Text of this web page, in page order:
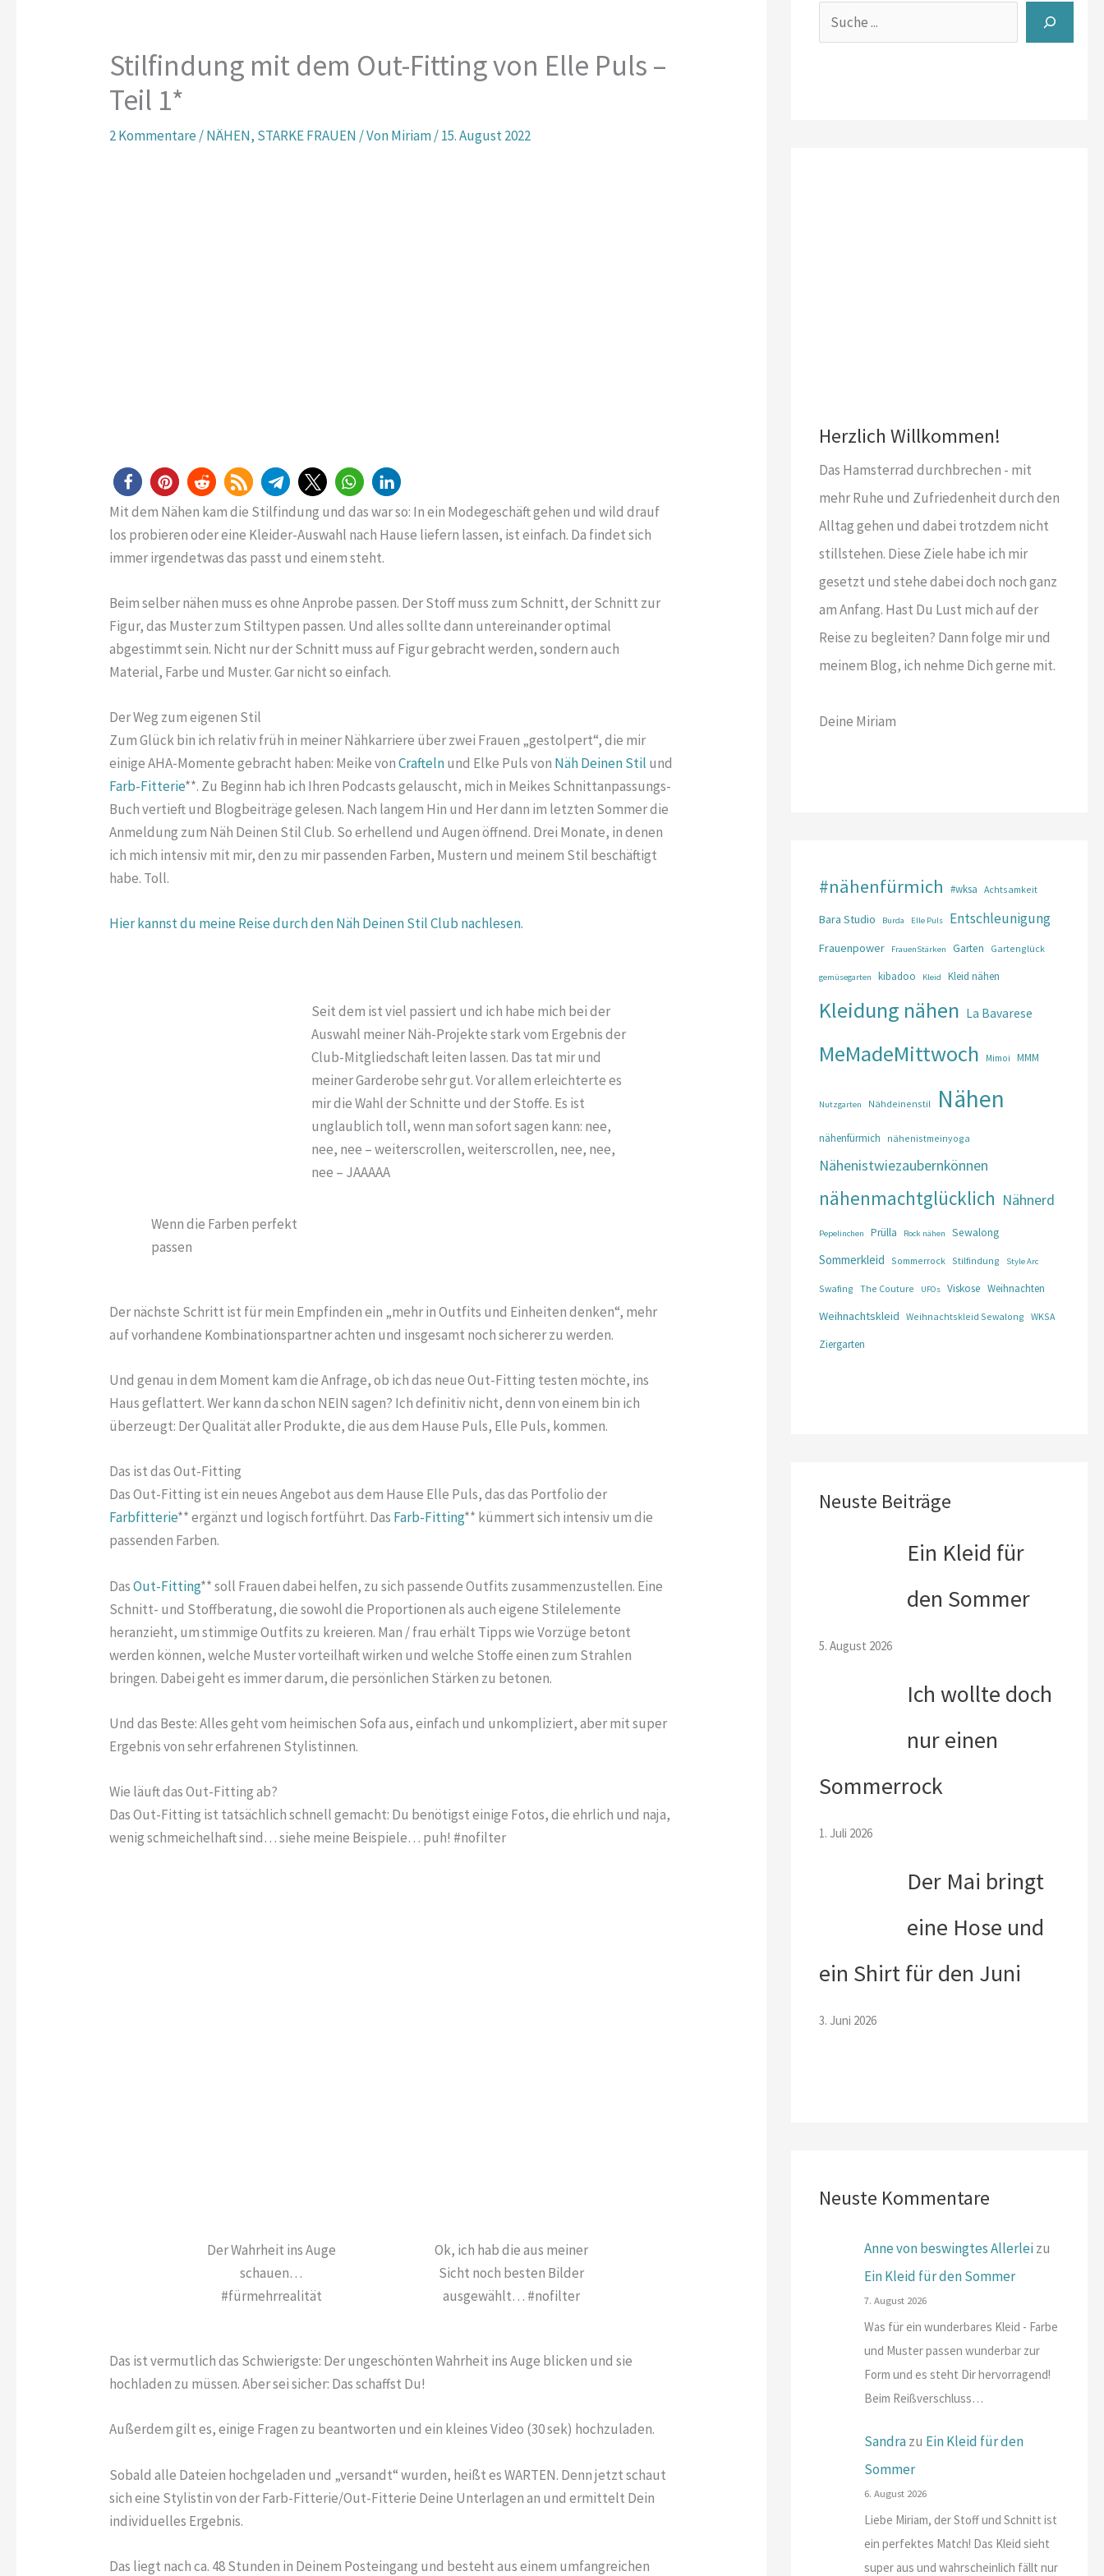
Stilfindung mit dem Out-Fitting von Elle Puls –
Teil 1*
2 Kommentare /NÄHEN, STARKE FRAUEN / VonMiriam/15. August 2022
Mit dem Nähen kam die Stilfindung und das war so: In ein Modegeschäft gehen und wild drauf
los probieren oder eine Kleider-Auswahl nach Hause liefern lassen, ist einfach. Da findet sich
immer irgendetwas das passt und einem steht.
Beim selber nähen muss es ohne Anprobe passen. Der Stoff muss zum Schnitt, der Schnitt zur
Figur, das Muster zum Stiltypen passen. Und alles sollte dann untereinander optimal
abgestimmt sein. Nicht nur der Schnitt muss auf Figur gebracht werden, sondern auch
Material, Farbe und Muster. Gar nicht so einfach.
Der Weg zum eigenen Stil
Zum Glück bin ich relativ früh in meiner Nähkarriere über zwei Frauen „gestolpert“, die mir
einige AHA-Momente gebracht haben: Meike vonCraftelnund Elke Puls von Näh Deinen Stil und
Farb-Fitterie**. Zu Beginn hab ich Ihren Podcasts gelauscht, mich in Meikes Schnittanpassungs-
Buch vertieft und Blogbeiträge gelesen. Nach langem Hin und Her dann im letzten Sommer die
Anmeldung zum Näh Deinen Stil Club. So erhellend und Augen öffnend. Drei Monate, in denen
ich mich intensiv mit mir, den zu mir passenden Farben, Mustern und meinem Stil beschäftigt
habe. Toll.
Hier kannst du meine Reise durch den Näh Deinen Stil Club nachlesen.
Wenn die Farben perfekt
passen
Seit dem ist viel passiert und ich habe mich bei der
Auswahl meiner Näh-Projekte stark vom Ergebnis der
Club-Mitgliedschaft leiten lassen. Das tat mir und
meiner Garderobe sehr gut. Vor allem erleichterte es
mir die Wahl der Schnitte und der Stoffe. Es ist
unglaublich toll, wenn man sofort sagen kann: nee,
nee, nee – weiterscrollen, weiterscrollen, nee, nee,
nee – JAAAAA
Der nächste Schritt ist für mein Empfinden ein „mehr in Outfits und Einheiten denken“, mehr
auf vorhandene Kombinationspartner achten und insgesamt noch sicherer zu werden.
Und genau in dem Moment kam die Anfrage, ob ich das neue Out-Fitting testen möchte, ins
Haus geflattert. Wer kann da schon NEIN sagen? Ich definitiv nicht, denn von einem bin ich
überzeugt: Der Qualität aller Produkte, die aus dem Hause Puls, Elle Puls, kommen.
Das ist das Out-Fitting
Das Out-Fitting ist ein neues Angebot aus dem Hause Elle Puls, das das Portfolio der
Farbfitterie** ergänzt und logisch fortführt. Das Farb-Fitting** kümmert sich intensiv um die
passenden Farben.
DasOut-Fitting** soll Frauen dabei helfen, zu sich passende Outfits zusammenzustellen. Eine
Schnitt- und Stoffberatung, die sowohl die Proportionen als auch eigene Stilelemente
heranzieht, um stimmige Outfits zu kreieren. Man / frau erhält Tipps wie Vorzüge betont
werden können, welche Muster vorteilhaft wirken und welche Stoffe einen zum Strahlen
bringen. Dabei geht es immer darum, die persönlichen Stärken zu betonen.
Und das Beste: Alles geht vom heimischen Sofa aus, einfach und unkompliziert, aber mit super
Ergebnis von sehr erfahrenen Stylistinnen.
Wie läuft das Out-Fitting ab?
Das Out-Fitting ist tatsächlich schnell gemacht: Du benötigst einige Fotos, die ehrlich und naja,
wenig schmeichelhaft sind… siehe meine Beispiele… puh! #nofilter
Der Wahrheit ins Auge
schauen…
#fürmehrrealität
Ok, ich hab die aus meiner
Sicht noch besten Bilder
ausgewählt… #nofilter
Das ist vermutlich das Schwierigste: Der ungeschönten Wahrheit ins Auge blicken und sie
hochladen zu müssen. Aber sei sicher: Das schaffst Du!
Außerdem gilt es, einige Fragen zu beantworten und ein kleines Video (30 sek) hochzuladen.
Sobald alle Dateien hochgeladen und „versandt“ wurden, heißt es WARTEN. Denn jetzt schaut
sich eine Stylistin von der Farb-Fitterie/Out-Fitterie Deine Unterlagen an und ermittelt Dein
individuelles Ergebnis.
Das liegt nach ca. 48 Stunden in Deinem Posteingang und besteht aus einem umfangreichen
Herzlich Willkommen!
Das Hamsterrad durchbrechen - mit
mehr Ruhe und Zufriedenheit durch den
Alltag gehen und dabei trotzdem nicht
stillstehen. Diese Ziele habe ich mir
gesetzt und stehe dabei doch noch ganz
am Anfang. Hast Du Lust mich auf der
Reise zu begleiten? Dann folge mir und
meinem Blog, ich nehme Dich gerne mit.
Deine Miriam
#nähenfürmich #wksa Achtsamkeit
Bara Studio Burda Elle Puls Entschleunigung
Frauenpower FrauenStärken Garten Gartenglück
gemüsegarten kibadoo Kleid Kleid nähen
Kleidung nähen La Bavarese
MeMadeMittwoch Mimoi MMM
Nutzgarten Nähdeinenstil Nähen
nähenfürmich nähenistmeinyoga
Nähenistwiezaubernkönnen
nähenmachtglücklich Nähnerd
Pepelinchen Prülla Rock nähen Sewalong
Sommerkleid Sommerrock Stilfindung Style Arc
Swafing The Couture UFOs Viskose Weihnachten
Weihnachtskleid Weihnachtskleid Sewalong WKSA
Ziergarten
Neuste Beiträge
Ein Kleid für
den Sommer
5. August 2026
Ich wollte doch
nur einen
Sommerrock
1. Juli 2026
Der Mai bringt
eine Hose und
ein Shirt für den Juni
3. Juni 2026
Neuste Kommentare
Anne von beswingtes Allerleizu
Ein Kleid für den Sommer
7. August 2026
Was für ein wunderbares Kleid - Farbe
und Muster passen wunderbar zur
Form und es steht Dir hervorragend!
Beim Reißverschluss…
Sandrazu Ein Kleid für den
Sommer
6. August 2026
Liebe Miriam, der Stoff und Schnitt ist
ein perfektes Match! Das Kleid sieht
super aus und wahrscheinlich fällt nur